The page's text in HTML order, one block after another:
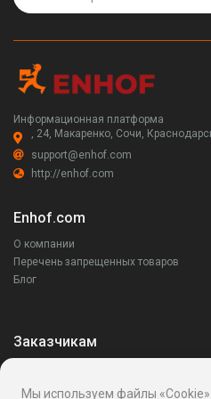
Информационная платформа
, 24, Макаренко, Сочи,
support@enhof.com
http://enhof.com
Enhof.com
О компании
Перечень запрещенных товаров
Блог
Заказчикам
Ваши запросы
Мы используем файлы